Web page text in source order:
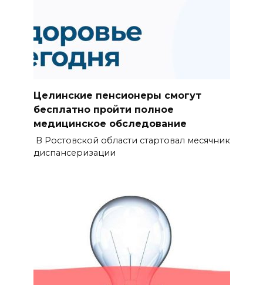
Целинские пенсионеры смогут
бесплатно пройти полное
медицинское обследование
В Ростовской области стартовал месячник
диспансеризации